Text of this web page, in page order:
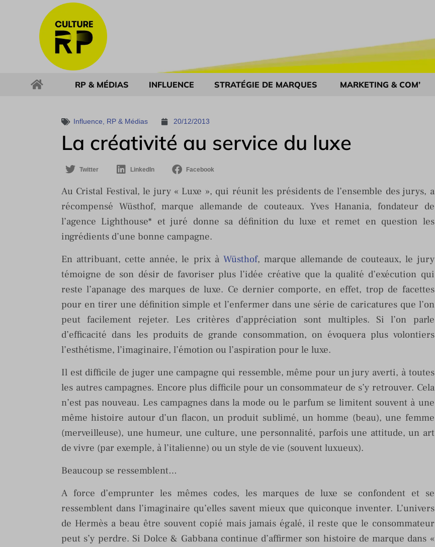
RP & MÉDIAS INFLUENCE STRATÉGIE DE MARQUES MARKETING & COM’
Influence RP & Médias 20/12/2013
La créativité au service du luxe
Twitter LinkedIn Facebook
Au Cristal Festival, le jury « Luxe », qui réunit les présidents de l’ensemble des jurys, a
récompensé Wüsthof, marque allemande de couteaux. Yves Hanania, fondateur de
l’agence Lighthouse* et juré donne sa définition du luxe et remet en question les
ingrédients d’une bonne campagne.
En attribuant, cette année, le prix à Wüsthof, marque allemande de couteaux, le jury
témoigne de son désir de favoriser plus l’idée créative que la qualité d’exécution qui
reste l’apanage des marques de luxe. Ce dernier comporte, en effet, trop de facettes
pour en tirer une définition simple et l’enfermer dans une série de caricatures que l’on
peut facilement rejeter. Les critères d’appréciation sont multiples. Si l’on parle
d’efficacité dans les produits de grande consommation, on évoquera plus volontiers
l’esthétisme, l’imaginaire, l’émotion ou l’aspiration pour le luxe.
Il est difficile de juger une campagne qui ressemble, même pour un jury averti, à toutes
les autres campagnes. Encore plus difficile pour un consommateur de s’y retrouver. Cela
n’est pas nouveau. Les campagnes dans la mode ou le parfum se limitent souvent à une
même histoire autour d’un flacon, un produit sublimé, un homme (beau), une femme
(merveilleuse), une humeur, une culture, une personnalité, parfois une attitude, un art
de vivre (par exemple, à l’italienne) ou un style de vie (souvent luxueux).
Beaucoup se ressemblent…
A force d’emprunter les mêmes codes, les marques de luxe se confondent et se
ressemblent dans l’imaginaire qu’elles savent mieux que quiconque inventer. L’univers
de Hermès a beau être souvent copié mais jamais égalé, il reste que le consommateur
peut s’y perdre. Si Dolce & Gabbana continue d’affirmer son histoire de marque dans «